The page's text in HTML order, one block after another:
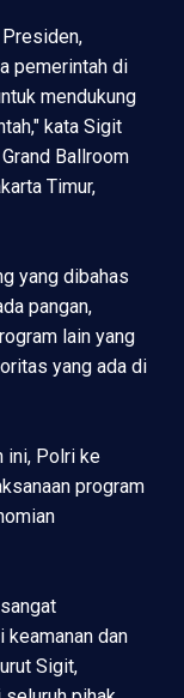
pemerintah di
mendukung
kata Sigit
Ballroom
Timur,
yang dibahas
pangan,
lain yang
yang ada di
ini, Polri ke
program
keamanan dan
Sigit,